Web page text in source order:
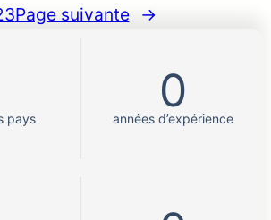
3Page suivante →
pays
0
années d’expérience